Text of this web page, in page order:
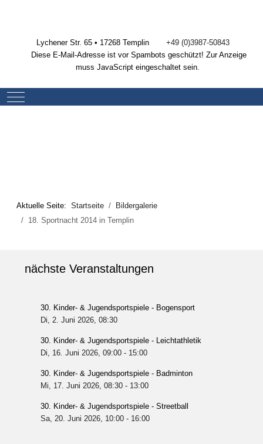
Lychener Str. 65 • 17268 Templin
+49 (0)3987-50843
Diese E-Mail-Adresse ist vor Spambots geschützt! Zur Anzeige
muss JavaScript eingeschaltet sein.
Mobile Menu Toggle
Aktuelle Seite: Startseite
Bildergalerie
18. Sportnacht 2014 in Templin
nächste Veranstaltungen
30. Kinder- & Jugendsportspiele - Bogensport
Di, 2. Juni 2026, 08:30
30. Kinder- & Jugendsportspiele - Leichtathletik
Di, 16. Juni 2026, 09:00- 15:00
30. Kinder- & Jugendsportspiele - Badminton
Mi, 17. Juni 2026, 08:30- 13:00
30. Kinder- & Jugendsportspiele - Streetball
Sa, 20. Juni 2026, 10:00- 16:00